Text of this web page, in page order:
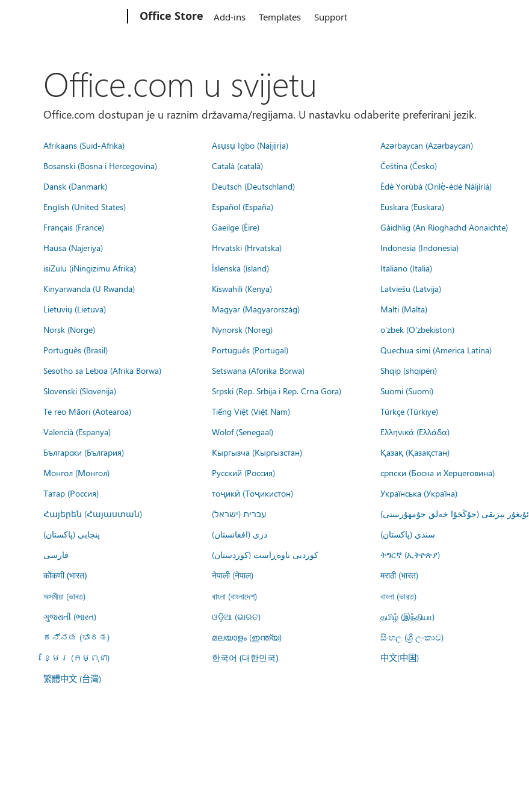
Office Store Add-ins Templates Support
Office.com u svijetu
Office.com dostupan je u raznim državama/regijama. U nastavku odaberite preferirani jezik.
Afrikaans (Suid-Afrika) Asụsụ Igbo (Naịjịrịa) Azərbaycan (Azərbaycan)
Bosanski (Bosna i Hercegovina)
Català (català) Čeština (Česko)
Dansk (Danmark)
Deutsch (Deutschland) Èdè Yorùbá (Orilẹ̀-èdè Nàìjíríà)
English (United States)
Español (España) Euskara (Euskara)
Français (France)
Gaeilge (Éire) Gàidhlig (An Rìoghachd Aonaichte)
Hausa (Najeriya)
Hrvatski (Hrvatska) Indonesia (Indonesia)
isiZulu (iNingizimu Afrika)
Íslenska (ísland) Italiano (Italia)
Kinyarwanda (U Rwanda)
Kiswahili (Kenya) Latviešu (Latvija)
Lietuvių (Lietuva)
Magyar (Magyarország) Malti (Malta)
Norsk (Norge)
Nynorsk (Noreg) o'zbek (O'zbekiston)
Português (Brasil)
Português (Portugal) Quechua simi (America Latina)
Sesotho sa Leboa (Afrika Borwa)
Setswana (Aforika Borwa) Shqip (shqipëri)
Slovenski (Slovenija)
Srpski (Rep. Srbija i Rep. Crna Gora) Suomi (Suomi)
Te reo Māori (Aotearoa)
Tiếng Việt (Việt Nam) Türkçe (Türkiye)
Valencià (Espanya)
Wolof (Senegaal) Ελληνικά (Ελλάδα)
Български (България)
Кыргызча (Кыргызстан) Қазақ (Қазақстан)
Монгол (Монгол)
Русский (Россия) српски (Босна и Херцеговина)
Татар (Россия)
тоҷикӣ (Тоҷикистон) Українська (Україна)
Հայերեն (Հայաստան)
עברית (ישראל) ئۇيغۇر يېزىقى (جۇڭخۇا خەلق جۇمھۇرىيىتى)
پنجابی (پاکستان)
درى (افغانستان) سنڌي (پاکستان)
فارسى
کوردیی ناوەڕاست (کوردستان) ትግርኛ (ኢትዮጵያ)
कोंकणी (भारत) नेपाली (नेपाल) मराठी (भारत)
অসমীয়া (ভাৰত) বাংলা (বাংলাদেশ) বাংলা (ভারত)
ગુજરાતી (ભારત)
ଓଡ଼ିଆ (ଭାରତ) தமிழ் (இந்தியா)
ಕನ್ನಡ (ಭಾರತ)
മലയാളം (ഇന്ത്യ) සිංහල (ශ්‍රී ලංකාව)
ខ្មែរ (កម្ពុជា)
한국어 (대한민국) 中文(中国)
繁體中文 (台灣)